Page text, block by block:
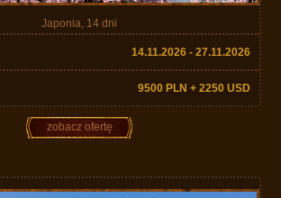
Japonia, 14 dni
14.11.2026 - 27.11.2026
9500 PLN + 2250 USD
zobacz ofertę